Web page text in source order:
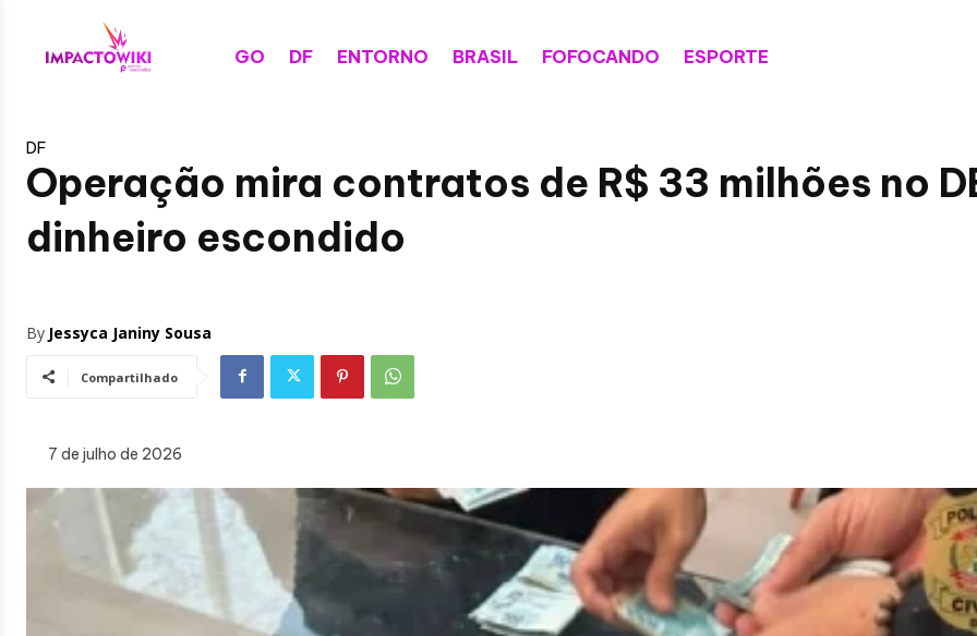
GO DF ENTORNO BRASIL FOFOCANDO ESPORTE
DF
Operação mira contratos de R$ 33 milhões no
dinheiro escondido
By Jessyca Janiny Sousa
Compartilhado
7 de julho de 2026